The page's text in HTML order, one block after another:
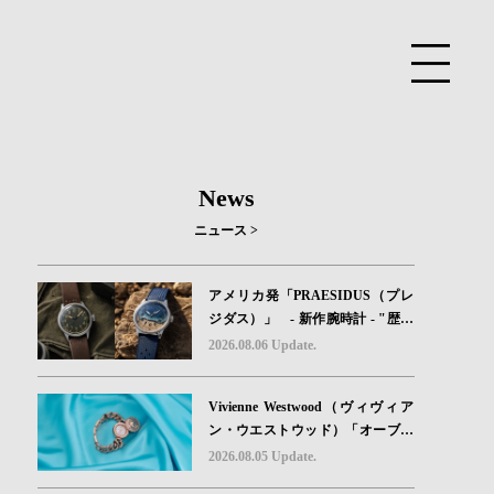
News
ニュース >
アメリカ発「PRAESIDUS（プレ
ジダス）」 - 新作腕時計 - "歴史
を身に着ける“ -戦場を駆け抜けた
字盤に閉じ込めた「A-11」コレク
ション2種類が発売。
2026.08.06 Update.
Vivienne Westwood（ヴィヴィア
ン・ウエストウッド）「オーブボ
タン」コレクションに、⽇本限定
2026.08.05 Update.